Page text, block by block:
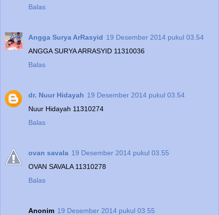
Balas
Angga Surya ArRasyid 19 Desember 2014 pukul 03.54
ANGGA SURYA ARRASYID 11310036
Balas
dr. Nuur Hidayah 19 Desember 2014 pukul 03.54
Nuur Hidayah 11310274
Balas
ovan savala 19 Desember 2014 pukul 03.55
OVAN SAVALA 11310278
Balas
Anonim 19 Desember 2014 pukul 03.55